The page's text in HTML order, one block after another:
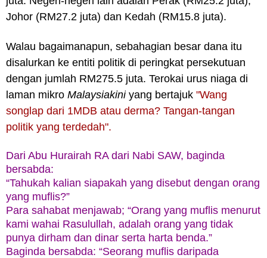
Johor (RM27.2 juta) dan Kedah (RM15.8 juta).
Walau bagaimanapun, sebahagian besar dana itu
disalurkan ke entiti politik di peringkat persekutuan
dengan jumlah RM275.5 juta. Terokai urus niaga di
laman mikro Malaysiakini yang bertajuk "Wang
songlap dari 1MDB atau derma? Tangan-tangan
politik yang terdedah".
Dari Abu Hurairah RA dari Nabi SAW, baginda
bersabda:
“Tahukah kalian siapakah yang disebut dengan orang
yang muflis?”
Para sahabat menjawab; “Orang yang muflis menurut
kami wahai Rasulullah, adalah orang yang tidak
punya dirham dan dinar serta harta benda.”
Baginda bersabda: “Seorang muflis daripada